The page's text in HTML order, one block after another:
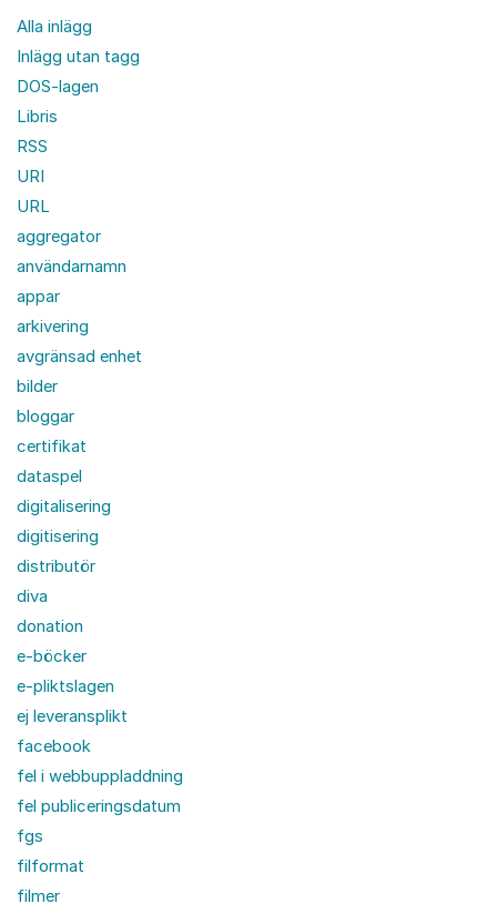
Alla inlägg
Inlägg utan tagg
DOS-lagen
Libris
RSS
URI
URL
aggregator
användarnamn
appar
arkivering
avgränsad enhet
bilder
bloggar
certifikat
dataspel
digitalisering
digitisering
distributör
diva
donation
e-böcker
e-pliktslagen
ej leveransplikt
facebook
fel i webbuppladdning
fel publiceringsdatum
fgs
filformat
filmer